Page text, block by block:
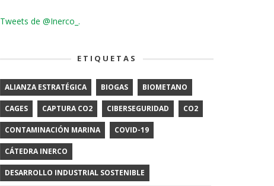
Tweets de @Inerco_.
ETIQUETAS
ALIANZA ESTRATÉGICA BIOGAS BIOMETANO
CAGES CAPTURA CO2 CIBERSEGURIDAD CO2
CONTAMINACIÓN MARINA COVID-19
CÁTEDRA INERCO
DESARROLLO INDUSTRIAL SOSTENIBLE